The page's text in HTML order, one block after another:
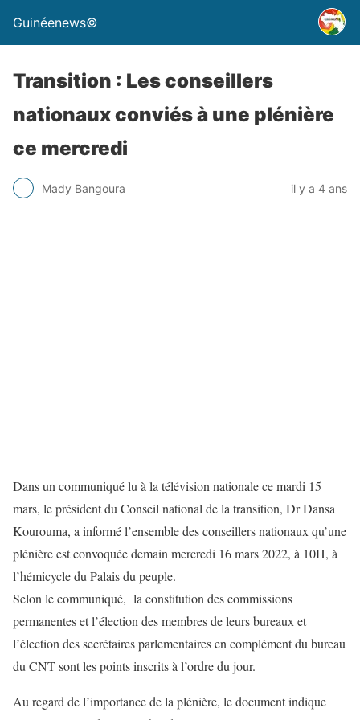
Guinéenews©
Transition : Les conseillers
nationaux conviés à une plénière
ce mercredi
Mady Bangoura il y a 4 ans
Dans un communiqué lu à la télévision nationale ce mardi 15
mars, le président du Conseil national de la transition, Dr Dansa
Kourouma, a informé l’ensemble des conseillers nationaux qu’une
plénière est convoquée demain mercredi 16 mars 2022, à 10H, à
l’hémicycle du Palais du peuple.
Selon le communiqué, la constitution des commissions
permanentes et l’élection des membres de leurs bureaux et
l’élection des secrétaires parlementaires en complément du bureau
du CNT sont les points inscrits à l’ordre du jour.
Au regard de l’importance de la plénière, le document indique